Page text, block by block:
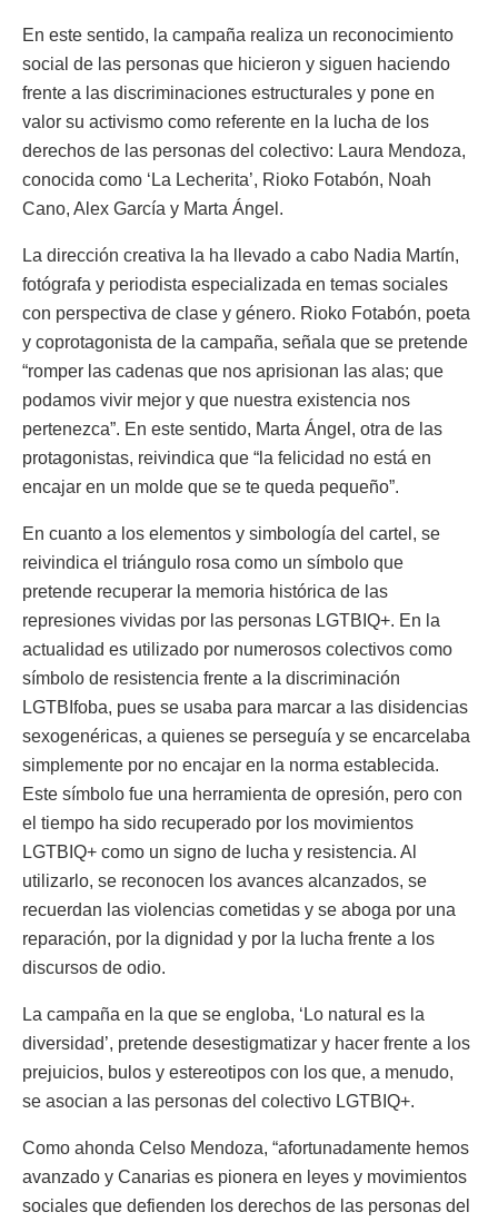
En este sentido, la campaña realiza un reconocimiento
social de las personas que hicieron y siguen haciendo
frente a las discriminaciones estructurales y pone en
valor su activismo como referente en la lucha de los
derechos de las personas del colectivo: Laura Mendoza,
conocida como ‘La Lecherita’, Rioko Fotabón, Noah
Cano, Alex García y Marta Ángel.
La dirección creativa la ha llevado a cabo Nadia Martín,
fotógrafa y periodista especializada en temas sociales
con perspectiva de clase y género. Rioko Fotabón, poeta
y coprotagonista de la campaña, señala que se pretende
“romper las cadenas que nos aprisionan las alas; que
podamos vivir mejor y que nuestra existencia nos
pertenezca”. En este sentido, Marta Ángel, otra de las
protagonistas, reivindica que “la felicidad no está en
encajar en un molde que se te queda pequeño”.
En cuanto a los elementos y simbología del cartel, se
reivindica el triángulo rosa como un símbolo que
pretende recuperar la memoria histórica de las
represiones vividas por las personas LGTBIQ+. En la
actualidad es utilizado por numerosos colectivos como
símbolo de resistencia frente a la discriminación
LGTBIfoba, pues se usaba para marcar a las disidencias
sexogenéricas, a quienes se perseguía y se encarcelaba
simplemente por no encajar en la norma establecida.
Este símbolo fue una herramienta de opresión, pero con
el tiempo ha sido recuperado por los movimientos
LGTBIQ+ como un signo de lucha y resistencia. Al
utilizarlo, se reconocen los avances alcanzados, se
recuerdan las violencias cometidas y se aboga por una
reparación, por la dignidad y por la lucha frente a los
discursos de odio.
La campaña en la que se engloba, ‘Lo natural es la
diversidad’, pretende desestigmatizar y hacer frente a los
prejuicios, bulos y estereotipos con los que, a menudo,
se asocian a las personas del colectivo LGTBIQ+.
Como ahonda Celso Mendoza, “afortunadamente hemos
avanzado y Canarias es pionera en leyes y movimientos
sociales que defienden los derechos de las personas del